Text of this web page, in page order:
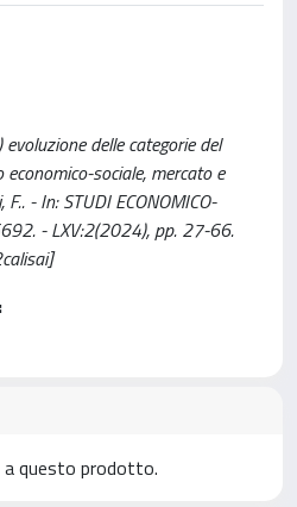
delle categorie del
sociale, mercato e
- In: STUDI ECONOMICO-
- LXV:2(2024), pp. 27-66.
questo prodotto.